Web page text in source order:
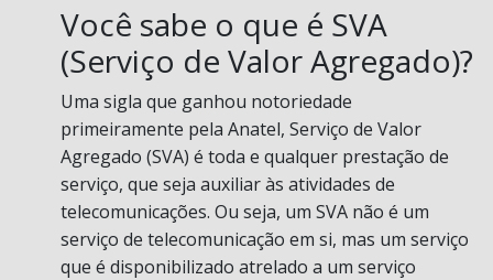
Você sabe o que é SVA
(Serviço de Valor Agregado)?
Uma sigla que ganhou notoriedade
primeiramente pela Anatel, Serviço de Valor
Agregado (SVA) é toda e qualquer prestação de
serviço, que seja auxiliar às atividades de
telecomunicações. Ou seja, um SVA não é um
serviço de telecomunicação em si, mas um serviço
que é disponibilizado atrelado a um serviço